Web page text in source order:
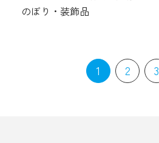
のぼり・装飾品
1 2 3